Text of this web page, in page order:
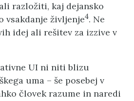
razložiti, kaj dejansko
vsakdanje življenje4. Ne
idej ali rešitev za izzive v
UI ni niti blizu
uma – še posebej v
človek razume in naredi